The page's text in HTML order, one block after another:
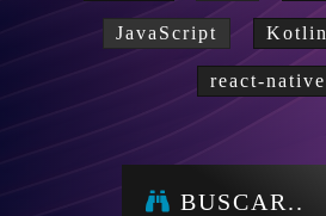
JavaScript Kotlin
react-native
BUSCAR..